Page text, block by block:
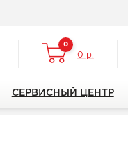
0
0 р.
СЕРВИСНЫЙ ЦЕНТР